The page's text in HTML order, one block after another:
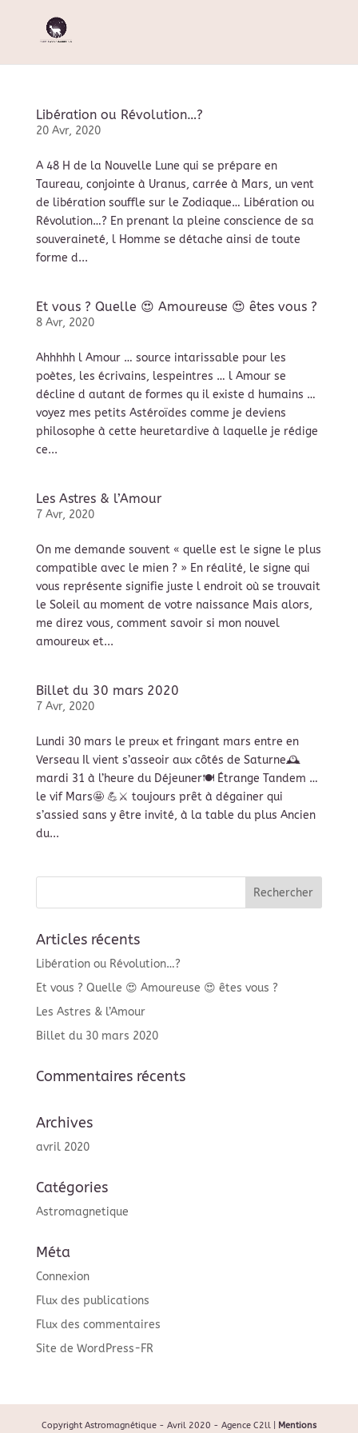
Libération ou Révolution…?
20 Avr, 2020
A 48 H de la Nouvelle Lune qui se prépare en
Taureau, conjointe à Uranus, carrée à Mars, un vent
de libération souffle sur le Zodiaque… Libération ou
Révolution…? En prenant la pleine conscience de sa
souveraineté, l Homme se détache ainsi de toute
forme d...
Et vous ? Quelle 😍 Amoureuse 😍 êtes vous ?
8 Avr, 2020
Ahhhhh l Amour … source intarissable pour les
poètes, les écrivains, lespeintres … l Amour se
décline d autant de formes qu il existe d humains …
voyez mes petits Astéroïdes comme je deviens
philosophe à cette heuretardive à laquelle je rédige
ce...
Les Astres & l’Amour
7 Avr, 2020
On me demande souvent « quelle est le signe le plus
compatible avec le mien ? » En réalité, le signe qui
vous représente signifie juste l endroit où se trouvait
le Soleil au moment de votre naissance Mais alors,
me direz vous, comment savoir si mon nouvel
amoureux et...
Billet du 30 mars 2020
7 Avr, 2020
Lundi 30 mars le preux et fringant mars entre en
Verseau Il vient s’asseoir aux côtés de Saturne🕰
mardi 31 à l’heure du Déjeuner🍽 Étrange Tandem …
le vif Mars🤩 💪⚔ toujours prêt à dégainer qui
s’assied sans y être invité, à la table du plus Ancien
du...
Articles récents
Libération ou Révolution…?
Et vous ? Quelle 😍 Amoureuse 😍 êtes vous ?
Les Astres & l’Amour
Billet du 30 mars 2020
Commentaires récents
Archives
avril 2020
Catégories
Astromagnetique
Méta
Connexion
Flux des publications
Flux des commentaires
Site de WordPress-FR
Copyright Astromagnétique - Avril 2020 - Agence C2ll | Mentions